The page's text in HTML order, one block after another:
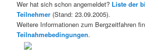
Wer hat sich schon angemeldet? Liste der
Teilnehmer (Stand: 23.09.2005).
Weitere Informationen zum Bergzeitfahren
Teilnahmebedingungen.